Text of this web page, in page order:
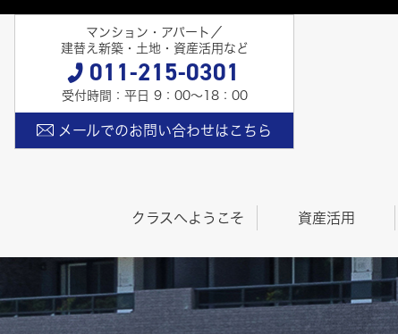
クラスへようこそ 資産活用
マンション・アパート／
建替え新築・土地・資産活用など
011-215-0301
受付時間：平日 9：00〜18：00
メールでのお問い合わせはこちら